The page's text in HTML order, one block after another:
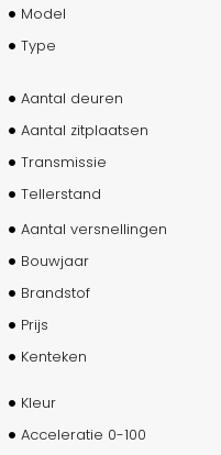
Model
Type
Aantal deuren
Aantal zitplaatsen
Transmissie
Tellerstand
Aantal versnellingen
Bouwjaar
Brandstof
Prijs
Kenteken
Kleur
Acceleratie 0-100